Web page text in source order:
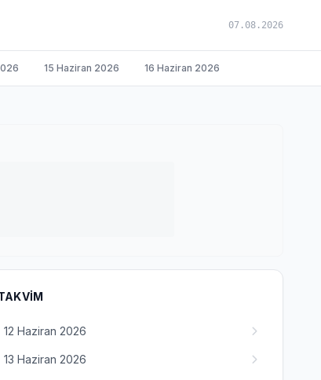
07.08.2026
15 Haziran 2026 16 Haziran 2026
12 Haziran 2026
13 Haziran 2026